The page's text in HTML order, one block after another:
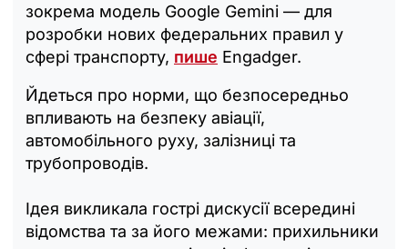
зокрема модель Google Gemini — для
розробки нових федеральних правил у
сфері транспорту, пише Engadger.
Йдеться про норми, що безпосередньо
впливають на безпеку авіації,
автомобільного руху, залізниці та
трубопроводів.
Ідея викликала гострі дискусії всередині
відомства та за його межами: прихильники